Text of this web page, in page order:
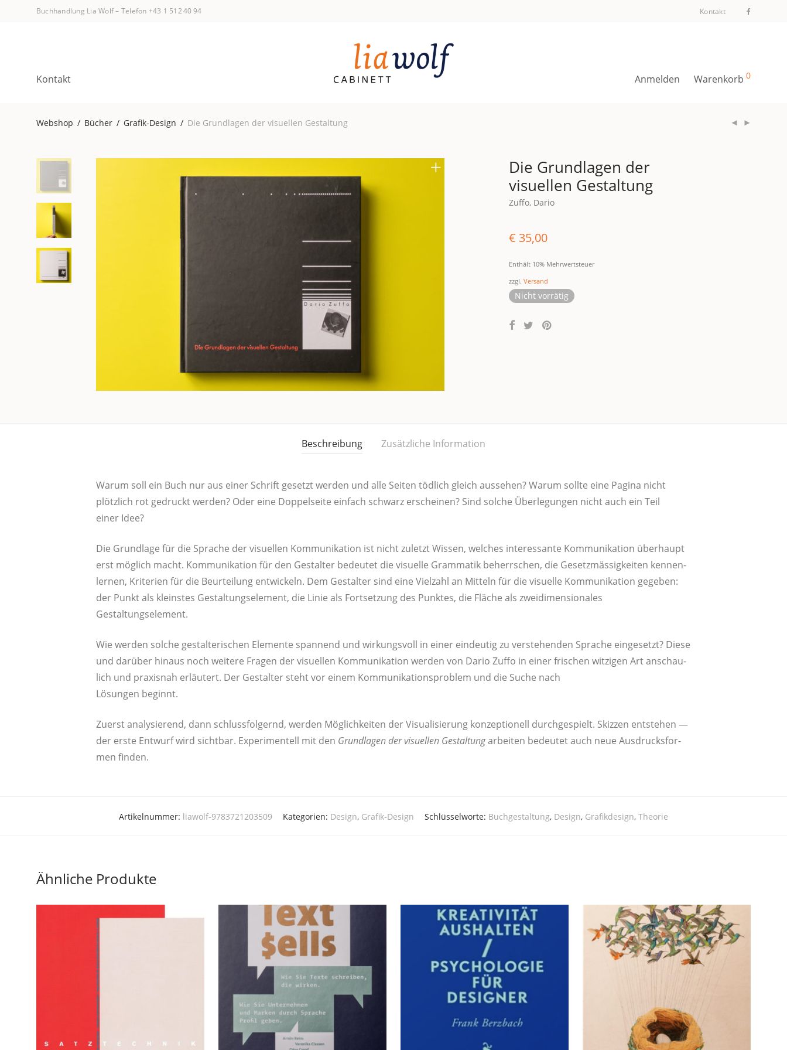
Buchhandlung Lia Wolf– Telefon +43 1 512 40 94 Kontakt
Kontakt Anmelden Warenkorb 0
Webshop / Bücher / Grafik-Design / Die Grundlagen der visuellen Gestaltung
Die Grundlagen der
visuellen Gestaltung
Zuffo, Dario
€ 35,00
Enthält 10% Mehrwertsteuer
zzgl. Versand
Nicht vorrätig
Beschreibung Zusätzliche Information
War­um soll ein Buch nur aus einer Schrift gesetzt wer­den und alle Sei­ten töd­lich gleich aus­se­hen? War­um soll­te eine Pagi­na nicht
plötz­lich rot gedruckt wer­den? Oder eine Dop­pel­sei­te ein­fach schwarz erschei­nen? Sind sol­che Über­le­gun­gen nicht auch ein Teil
einer Idee?
Die Grund­la­ge für die Spra­che der visu­el­len Kom­mu­ni­ka­ti­on ist nicht zuletzt Wis­sen, wel­ches inter­es­san­te Kom­mu­ni­ka­ti­on über­haupt
erst mög­lich macht. Kom­mu­ni­ka­ti­on für den Gestal­ter bedeu­tet die visu­el­le Gram­ma­tik beherr­schen, die Gesetz­mäs­sig­kei­ten ken­nen­
ler­nen, Kri­te­ri­en für die Beur­tei­lung ent­wi­ckeln. Dem Gestal­ter sind eine Viel­zahl an Mit­teln für die visu­el­le Kom­mu­ni­ka­ti­on gege­ben:
der Punkt als kleins­tes Gestal­tungs­ele­ment, die Linie als Fort­set­zung des Punk­tes, die Flä­che als zwei­di­men­sio­na­les
Gestaltungselement.
Wie wer­den sol­che gestal­te­ri­schen Ele­men­te span­nend und wir­kungs­voll in einer ein­deu­tig zu ver­ste­hen­den Spra­che ein­ge­setzt? Die­se
und dar­über hin­aus noch wei­te­re Fra­gen der visu­el­len Kom­mu­ni­ka­ti­on wer­den von Dario Zuffo in einer fri­schen wit­zi­gen Art anschau­
lich und pra­xis­nah erläu­tert. Der Gestal­ter steht vor einem Kom­mu­ni­ka­ti­ons­pro­blem und die Suche nach
Lösun­gen beginnt.
Zuerst ana­ly­sie­rend, dann schluss­fol­gernd, wer­den Mög­lich­kei­ten der Visua­li­sie­rung kon­zep­tio­nell durch­ge­spielt. Skiz­zen ent­ste­hen —
der ers­te Ent­wurf wird sicht­bar. Expe­ri­men­tell mit den Grund­la­gen der visu­el­len Gestal­tungarbei­ten bedeu­tet auch neue Aus­drucks­for­
men finden.
Artikelnummer: liawolf-9783721203509 Kategorien: Design, Grafik-Design Schlüsselworte: Buchgestaltung, Design, Grafikdesign, Theorie
Ähnliche Produkte